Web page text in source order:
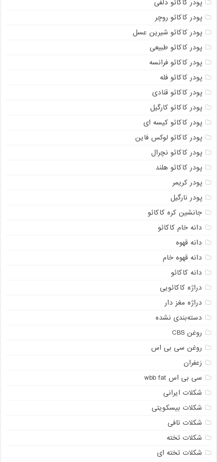
پودر کاکائو دلفی
پودر کاکائو روچر
پودر کاکائو شیرین عسل
پودر کاکائو طبیعی
پودر کاکائو فرانسه
پودر کاکائو فله
پودر کاکائو قنادی
پودر کاکائو کارگیل
پودر کاکائو کیسه ای
پودر کاکائو لوکس فاین
پودر کاکائو نچرال
پودر کاکائو هلند
پودر کریمر
پودر نارگیل
جانشین کره کاکائو
دانه خام کاکائو
دانه قهوه
دانه قهوه خام
دانه کاکائو
دراژه کاکائویی
دراژه مغز دار
دسته‌بندی نشده
روغن CBS
روغن سی بی اس
زعفران
سی بی اس wbb fat
شکلات ایرانی
شکلات بیسکویتی
شکلات تافی
شکلات تخته
شکلات تخته ای